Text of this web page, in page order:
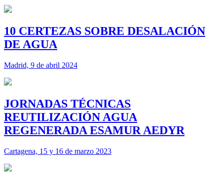
10 CERTEZAS SOBRE DESALACIÓN
DE AGUA
Madrid, 9 de abril 2024
JORNADAS TÉCNICAS
REUTILIZACIÓN AGUA
REGENERADA ESAMUR AEDYR
Cartagena, 15 y 16 de marzo 2023